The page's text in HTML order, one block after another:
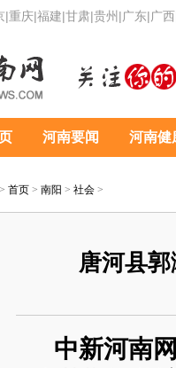
|重庆|福建|甘肃|贵州 |广东|广西
河南要闻 河南健
首页 > 南阳 > 社会 >
唐河县
中新河南